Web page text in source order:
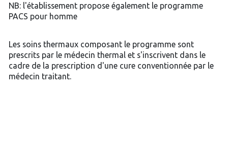
NB: l'établissement propose également le programme
PACS pour homme
Les soins thermaux composant le programme sont
prescrits par le médecin thermal et s'inscrivent dans le
cadre de la prescription d'une cure conventionnée par le
médecin traitant.